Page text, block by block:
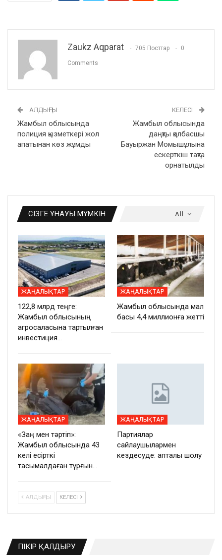
Zaukz Aqparat 705 Посттар 0
Comments
АЛДЫҢҒЫ
Жамбыл облысында
полиция қызметкері жол
апатынан көз жұмды
КЕЛЕСІ
Жамбыл облысында
даңқты қолбасшы
Бауыржан Момышұлына
ескерткіш тақта
орнатылды
All
СІЗГЕ ҰНАУЫ МҮМКІН
ЖАҢАЛЫҚТАР
122,8 млрд теңге:
Жамбыл облысының
агросаласына тартылған
инвестиция…
ЖАҢАЛЫҚТАР
Жамбыл облысында мал
басы 4,4 миллионға жетті
ЖАҢАЛЫҚТАР
«Заң мен тәртіп»:
Жамбыл облысында 43
келі есірткі
тасымалдаған тұрғын…
ЖАҢАЛЫҚТАР
Партиялар
сайлаушылармен
кездесуде: апталық шолу
АЛДЫҢҒЫ КЕЛЕСІ
ПІКІР ҚАЛДЫРУ